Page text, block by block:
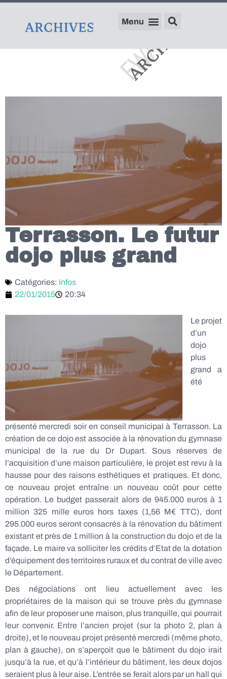
Terrasson. Le futur
dojo plus grand
Catégories: Infos
22/01/2015
20:34
Le projet
d’un
dojo
plus
grand a
été
présenté mercredi soir en conseil municipal à Terrasson. La
création de ce dojo est associée à la rénovation du gymnase
municipal de la rue du Dr Dupart. Sous réserves de
l’acquisition d’une maison particulière, le projet est revu à la
hausse pour des raisons esthétiques et pratiques. Et donc,
ce nouveau projet entraîne un nouveau coût pour cette
opération. Le budget passerait alors de 945.000 euros à 1
million325 milleeuros hors taxes (1,56 M€ TTC), dont
295.000 euros seront consacrés à la rénovation du bâtiment
existant et près de 1 million à la construction du dojo et de la
façade. Le maire va solliciter les crédits d’Etat de la dotation
d’équipement des territoires ruraux et du contrat de ville avec
le Département.
Des négociations ont lieu actuellement avec les
propriétaires de la maison qui se trouve près du gymnase
afin de leur proposer une maison, plus tranquille, qui pourrait
leur convenir. Entre l’ancien projet (sur la photo 2, plan à
droite), et le nouveau projet présenté mercredi (même photo,
plan à gauche), on s’aperçoit que le bâtiment du dojo irait
jusqu’à la rue, et qu’à l’intérieur du bâtiment, les deux dojos
seraient plus à leur aise. L’entrée se ferait alors par un hall qui